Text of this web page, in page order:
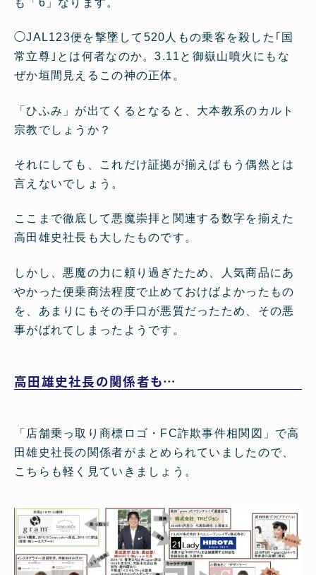
◯JAL123便を撃墜して520人もの乗客を殺した｢国
常立尊｣とは何者なのか。3.11と御嶽山噴火にもな
ぜか垣間見えるこの神の正体。
「ひふみ」が出てくるとなると、大本教系のカルト
宗教でしょうか？
それにしても、これだけ証拠が揃えばもう偶然とは
言えないでしょう。
ここまで徹底して悪魔崇拝と関連する数字を揃えた
高田雄史社長も大したものです。
しかし、悪魔の力に頼り過ぎたため、人気商品にあ
やかった便乗商法程度で止めておけばよかったもの
を、あまりにもその手口が悪質だったため、その悪
事がばれてしまったようです。
高田雄史社長の関係者も…
「店舗乗っ取り商標ロゴ・FC詐欺事件相関図」で高
田雄史社長の関係者がまとめられていましたので、
こちらも軽く見ていきましょう。